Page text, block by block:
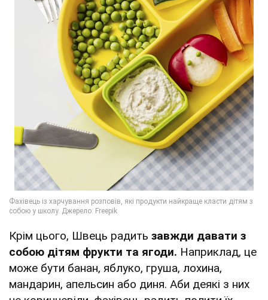
Крім цього, Швець радить завжди давати з
собою дітям фрукти та ягоди. Наприклад, це
може бути банан, яблуко, груша, лохина,
мандарин, апельсин або диня. Аби деякі з них